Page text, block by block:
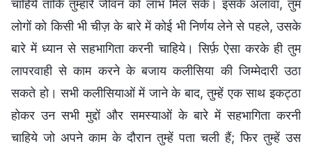
चाहिये ताकि तुम्हारे जीवन को लाभ मिल सके। इसके अलावा, तुम
लोगों को किसी भी चीज़ के बारे में कोई भी निर्णय लेने से पहले, उसके
बारे में ध्यान से सहभागिता करनी चाहिये। सिर्फ़ ऐसा करके ही तुम
लापरवाही से काम करने के बजाय कलीसिया की जिम्मेदारी उठा
सकते हो। सभी कलीसियाओं में जाने के बाद, तुम्हें एक साथ इकट्ठा
होकर उन सभी मुद्दों और समस्याओं के बारे में सहभागिता करनी
चाहिये जो अपने काम के दौरान तुम्हें पता चली हैं; फिर तुम्हें उस